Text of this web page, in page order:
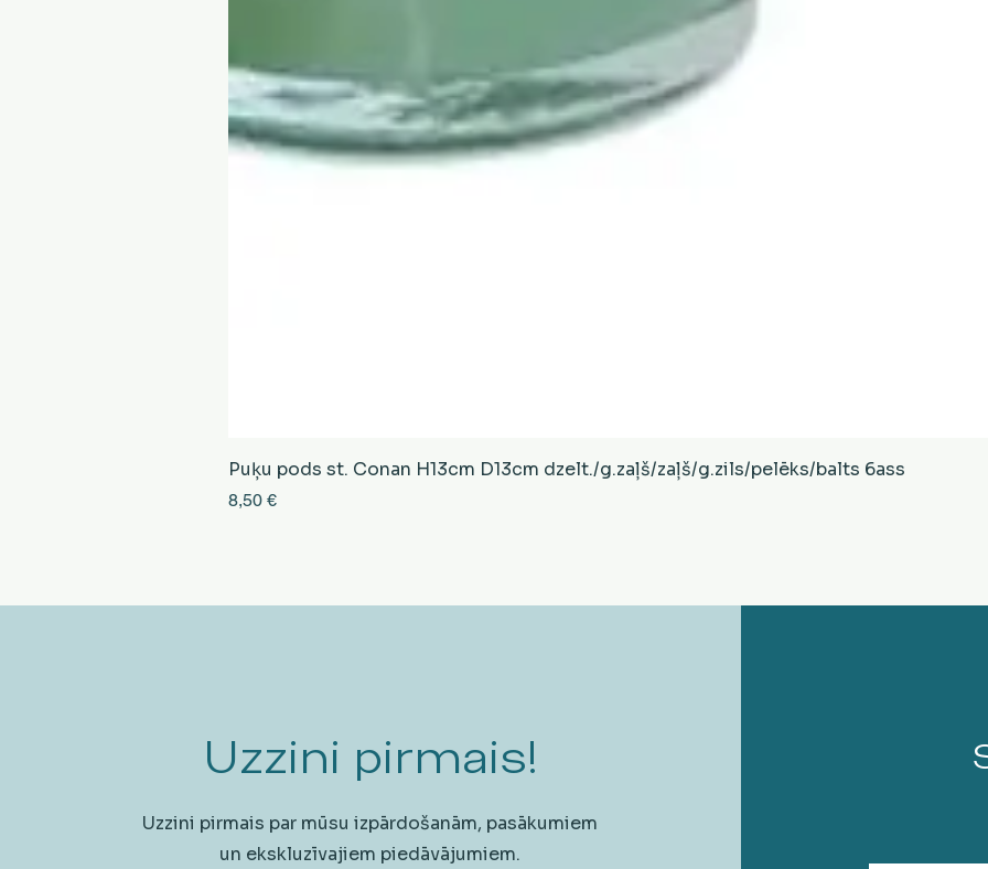
Ātrais skats
Puķu pods st. Conan H13cm D13cm dzelt./g.zaļš/zaļš/g.zils/pelēks/balts 6ass
Cena
8,50 €
Uzzini pirmais!
Uzzini pirmais par mūsu izpārdošanām, pasākumiem
un ekskluzīvajiem piedāvājumiem.